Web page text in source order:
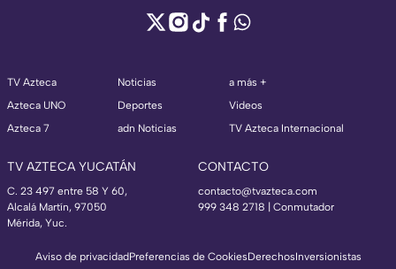
TV Azteca
Azteca UNO
Azteca 7
Noticias
Deportes
adn Noticias
a más +
Videos
TV Azteca Internacional
TV AZTECA YUCATÁN
C. 23 497 entre 58 Y 60,
Alcalá Martín, 97050
Mérida, Yuc.
CONTACTO
contacto@tvazteca.com
999 348 2718 | Conmutador
Aviso de privacidadPreferencias de CookiesDerechosInversionistas